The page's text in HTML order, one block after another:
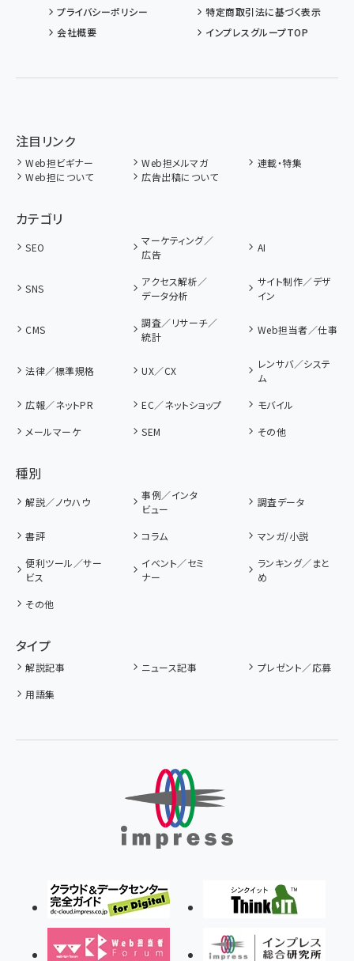
プライバシーポリシー
特定商取引法に基づく表示
会社概要
インプレスグループTOP
注目リンク
Web担ビギナー Web担メルマガ
連載・特集
Web担について
広告出稿について
カテゴリ
SEO
マーケティング／
広告
AI
SNS
アクセス解析／
データ分析
サイト制作／デザ
イン
CMS
調査／リサーチ／
統計
Web担当者／仕事
法律／標準規格 UX／CX
レンサバ／システ
ム
広報／ネットPR
EC／ネットショップ
モバイル
メールマーケ
SEM その他
種別
解説／ノウハウ
事例／インタ
ビュー
調査データ
書評 コラム
マンガ/小説
便利ツール／サー
ビス
イベント／セミ
ナー
ランキング／まと
め
その他
タイプ
解説記事 ニュース記事
プレゼント／応募
用語集